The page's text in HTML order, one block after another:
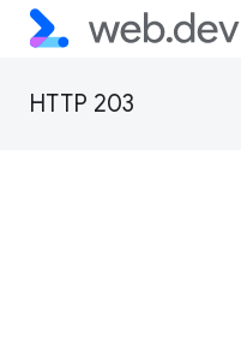
HTTP 203